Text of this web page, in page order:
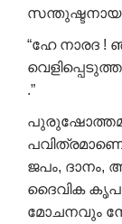
“ഹേ നാരദ
.”
ജപം, ദാനം,
ദൈവിക
മോചനവും